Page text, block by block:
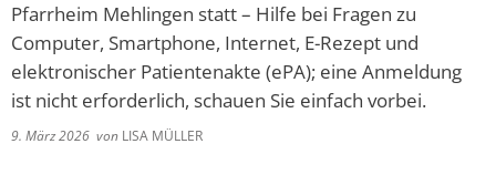
Pfarrheim Mehlingen statt – Hilfe bei Fragen zu
Computer, Smartphone, Internet, E-Rezept und
elektronischer Patientenakte (ePA); eine Anmeldung
ist nicht erforderlich, schauen Sie einfach vorbei.
9. März 2026 von LISA MÜLLER